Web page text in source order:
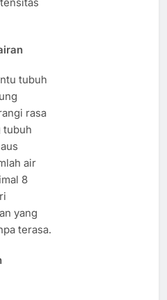
tubuh
rasa
tubuh
air
8
yang
terasa.